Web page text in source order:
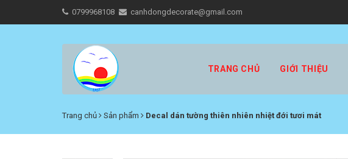
0799968108 canhdongdecorate@gmail.com
TRANG CHỦ GIỚI THIỆU
Trang chủ Sản phẩm Decal dán tường thiên nhiên nhiệt đới tươi mát